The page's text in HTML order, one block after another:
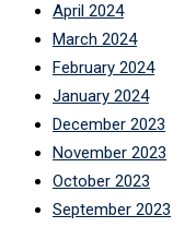
April 2024
March 2024
February 2024
January 2024
December 2023
November 2023
October 2023
September 2023